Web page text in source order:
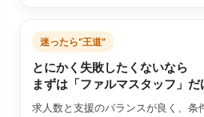
迷ったら“王道”
とにかく失敗したくないなら
まずは「ファルマスタッフ」だ
求人数と支援のバランスが良く、条